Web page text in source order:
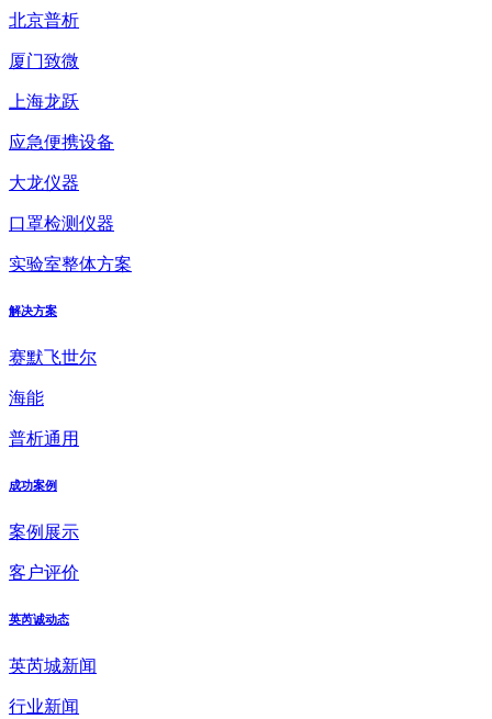
北京普析
厦门致微
上海龙跃
应急便携设备
大龙仪器
口罩检测仪器
实验室整体方案
解决方案
赛默飞世尔
海能
普析通用
成功案例
案例展示
客户评价
英芮诚动态
英芮城新闻
行业新闻